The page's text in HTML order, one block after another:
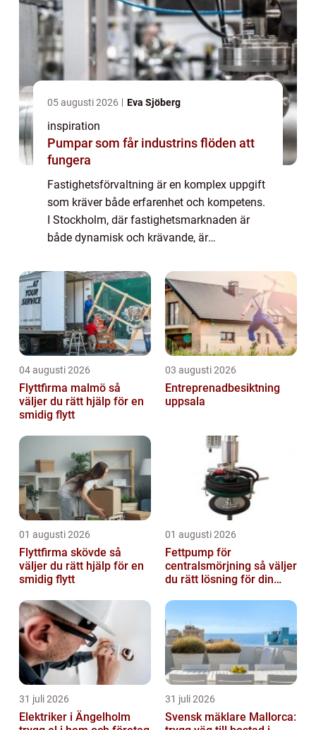
05 augusti 2026 Eva Sjöberg
inspiration
Pumpar som får industrins flöden att
fungera
Fastighetsförvaltning är en komplex uppgift
som kräver både erfarenhet och kompetens.
I Stockholm, där fastighetsmarknaden är
både dynamisk och krävande, är
04 augusti 2026
Flyttfirma malmö så
väljer du rätt hjälp för en
smidig flytt
03 augusti 2026
Entreprenadbesiktning
uppsala
01 augusti 2026
Flyttfirma skövde så
väljer du rätt hjälp för en
smidig flytt
01 augusti 2026
Fettpump för
centralsmörjning så väljer
du rätt lösning för din
31 juli 2026
Elektriker i Ängelholm
31 juli 2026
Svensk mäklare Mallorca: